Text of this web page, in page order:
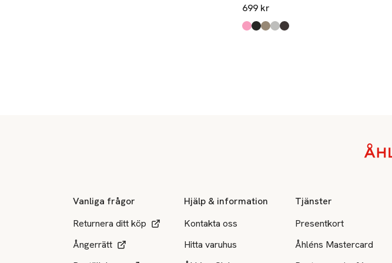
699 kr
Produkten finns i färgerna:
Fuchsia Pink
Black,
Roasted Cashew
Light Grey Melange
Demitasse,
Vanliga frågor
Returnera ditt köp
Ångerrätt
Hjälp & information
Kontakta oss
Hitta varuhus
Tjänster
Presentkort
Åhléns Mastercard